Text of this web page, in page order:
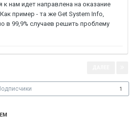
нам идет направлена на оказание
пример - та же Get System Info,
в 99,9% случаев решить проблему
1